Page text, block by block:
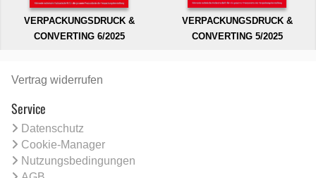
VERPACKUNGSDRUCK &
CONVERTING 6/2025
VERPACKUNGSDRUCK &
CONVERTING 5/2025
Vertrag widerrufen
Service
Datenschutz
Cookie-Manager
Nutzungsbedingungen